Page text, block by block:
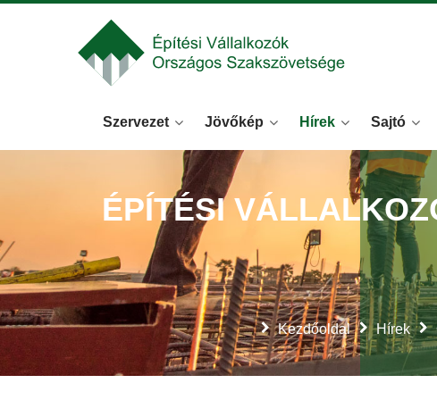
Szervezet Jövőkép Hírek Sajtó
Kezdőoldal Hírek
ÉPÍTÉSI